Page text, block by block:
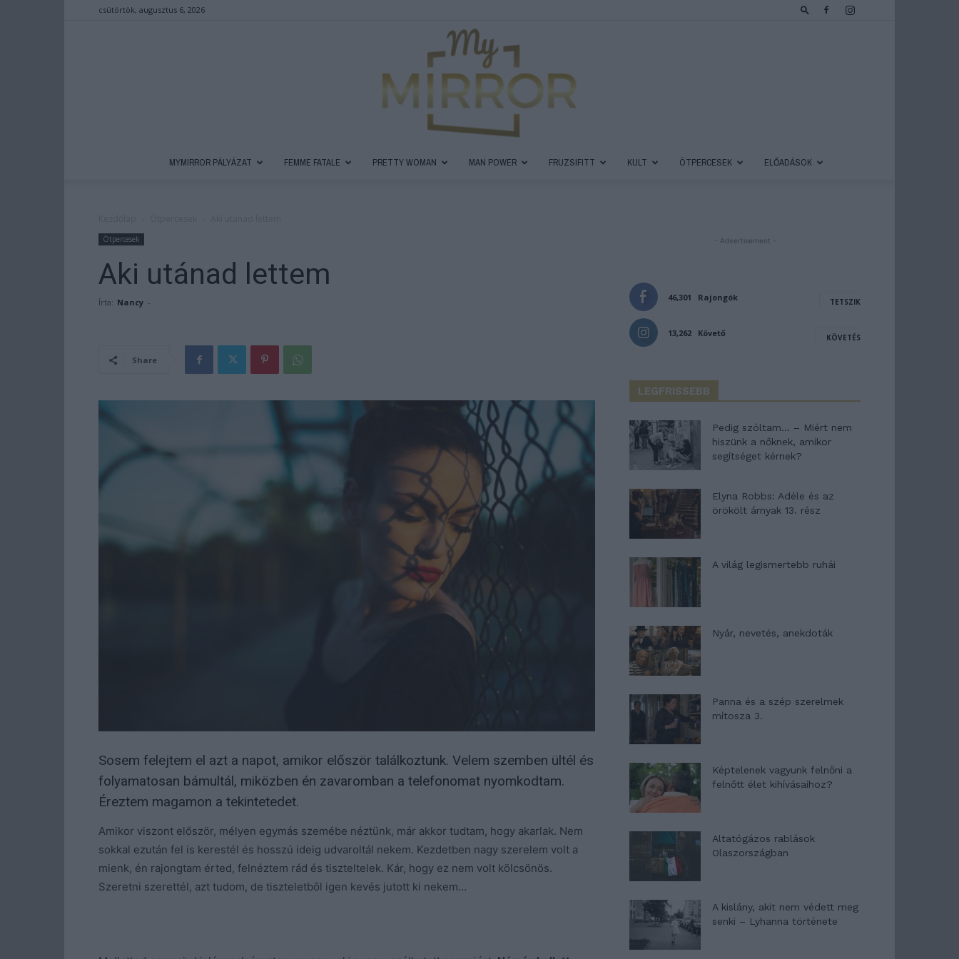
csütörtök, augusztus 6, 2026
MYMIRROR PÁLYÁZAT FEMME FATALE PRETTY WOMAN MAN POWER FRUZSIFITT KULT ÖTPERCESEK ELŐADÁSOK
Ötpercesek
Aki utánad lettem
Írta: Nancy -
Share
Sosem felejtem el azt a napot, amikor először találkoztunk. Velem szemben ültél és
folyamatosan bámultál, miközben én zavaromban a telefonomat nyomkodtam.
Éreztem magamon a tekintetedet.
Amikor viszont először, mélyen egymás szemébe néztünk, már akkor tudtam, hogy akarlak. Nem
sokkal ezután fel is kerestél és hosszú ideig udvaroltál nekem. Kezdetben nagy szerelem volt a
mienk, én rajongtam érted, felnéztem rád és tiszteltelek. Kár, hogy ez nem volt kölcsönös.
Szeretni szerettél, azt tudom, de tiszteletből igen kevés jutott ki nekem…
- Advertisement -
46,301 Rajongók TETSZIK
13,262 Követő KÖVETÉS
LEGFRISSEBB
Pedig szóltam… – Miért nem
hiszünk a nőknek, amikor
segítséget kérnek?
Elyna Robbs: Adéle és az
örökölt árnyak 13. rész
A világ legismertebb ruhái
Nyár, nevetés, anekdoták
Panna és a szép szerelmek
mítosza 3.
Képtelenek vagyunk felnőni a
felnőtt élet kihívásaihoz?
Altatógázos rablások
Olaszországban
A kislány, akit nem védett meg
senki – Lyhanna története